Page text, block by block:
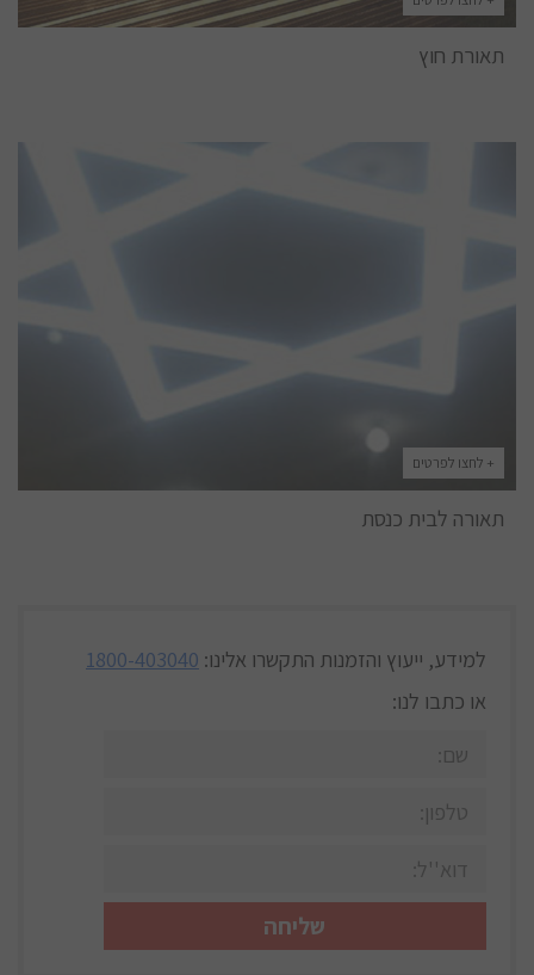
תאורת חוץ
+ לחצו לפרטים
תאורה לבית כנסת
למידע, ייעוץ והזמנות התקשרו אלינו: 1800-403040
או כתבו לנו: